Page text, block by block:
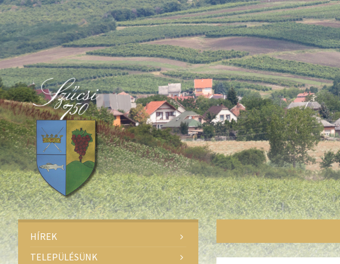
Deprecated: Function create_function() is deprecated in/home/fastvisi/
Deprecated: Function create_function() is deprecated in/home/fastvisi/
Deprecated: Function create_function() is deprecated in/home/fastvisi/
HÍREK
TELEPÜLÉSÜNK